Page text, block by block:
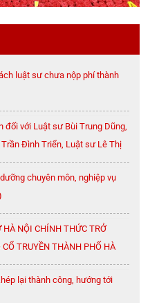
luật sư chưa nộp phí thành
đối với Luật sư Bùi Trung Dũng,
Đình Triển, Luật sư Lê Thị
chuyên môn, nghiệp vụ
HÀ NỘI CHÍNH THỨC TRỞ
TRUYỀN THÀNH PHỐ HÀ
lại thành công, hướng tới